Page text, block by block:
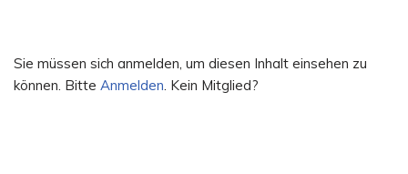
Sie müssen sich anmelden, um diesen Inhalt einsehen zu
können. Bitte Anmelden. Kein Mitglied?